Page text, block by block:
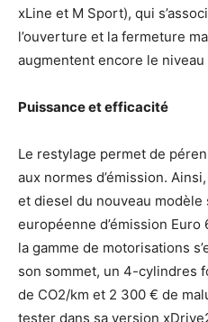
xLine et M Sport), qui
l’ouverture et la fermeture
augmentent encore le
Puissance et efficacité
Le restylage permet de
aux normes d’émission.
et diesel du nouveau
européenne d’émission
la gamme de motorisations
son sommet, un 4-cylindres
de CO2/km et 2 300 € de
tester dans sa version